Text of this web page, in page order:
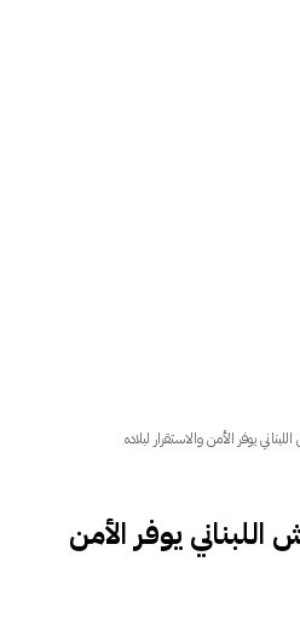
يوفر الأمن والاستقرار لبلاده
يوفر الأمن